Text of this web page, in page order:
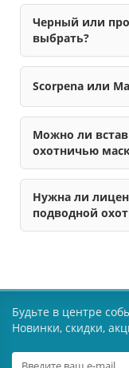
Черный или
выбрать?
Scorpena или
Можно ли
охотничью
Нужна ли
подводной
Будьте в центре
Новинки, скидки,